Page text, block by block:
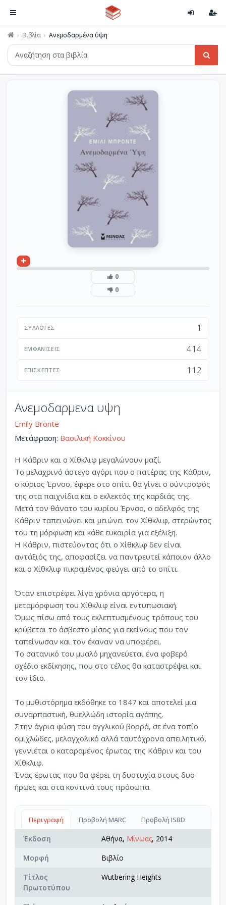
Βιβλία Ανεμοδαρμένα ύψη
0
0
ΣΥΛΛΟΓΈΣ 1
ΕΜΦΑΝΊΣΕΙΣ 414
ΕΠΙΣΚΈΠΤΕΣ 112
Ανεμοδαρμενα υψη
Emily Brontë
Μετάφραση: Βασιλική Κοκκίνου
Η Κάθριν και ο Χίθκλιφ μεγαλώνουν μαζί.
Το μελαχρινό άστεγο αγόρι που ο πατέρας της Κάθριν,
o κύριος Έρνσο, έφερε στο σπίτι θα γίνει ο σύντροφός
της στα παιχνίδια και ο εκλεκτός της καρδιάς της.
Μετά τον θάνατο του κυρίου Έρνσο, ο αδελφός της
Κάθριν ταπεινώνει και μειώνει τον Χίθκλιφ, στερώντας
του τη μόρφωση και κάθε ευκαιρία για εξέλιξη.
Η Κάθριν, πιστεύοντας ότι ο Χίθκλιφ δεν είναι
αντάξιός της, αποφασίζει να παντρευτεί κάποιον άλλο
και ο Χίθκλιφ πικραμένος φεύγει από το σπίτι.
Όταν επιστρέφει λίγα χρόνια αργότερα, η
μεταμόρφωση του Χίθκλιφ είναι εντυπωσιακή.
Όμως πίσω από τους εκλεπτυσμένους τρόπους του
κρύβεται το άσβεστο μίσος για εκείνους που τον
ταπείνωσαν και τον έκαναν να υποφέρει.
Το σατανικό του μυαλό μηχανεύεται ένα φοβερό
σχέδιο εκδίκησης, που στο τέλος θα καταστρέψει και
τον ίδιο.
Το μυθιστόρημα εκδόθηκε το 1847 και αποτελεί μια
συναρπαστική, θυελλώδη ιστορία αγάπης.
Στην άγρια φύση του αγγλικού βορρά, σε ένα τοπίο
ομιχλώδες, μελαγχολικό αλλά ταυτόχρονα απειλητικό,
γεννιέται ο καταραμένος έρωτας της Κάθριν και του
Χίθκλιφ.
Ένας έρωτας που θα φέρει τη δυστυχία στους δυο
ήρωες και στα κοντινά τους πρόσωπα.
Περιγραφή Προβολή MARC Προβολή ISBD
Έκδοση Αθήνα, Μίνωας, 2014
Μορφή
Βιβλίο
Τίτλος
Πρωτοτύπου
Wutbering Heights